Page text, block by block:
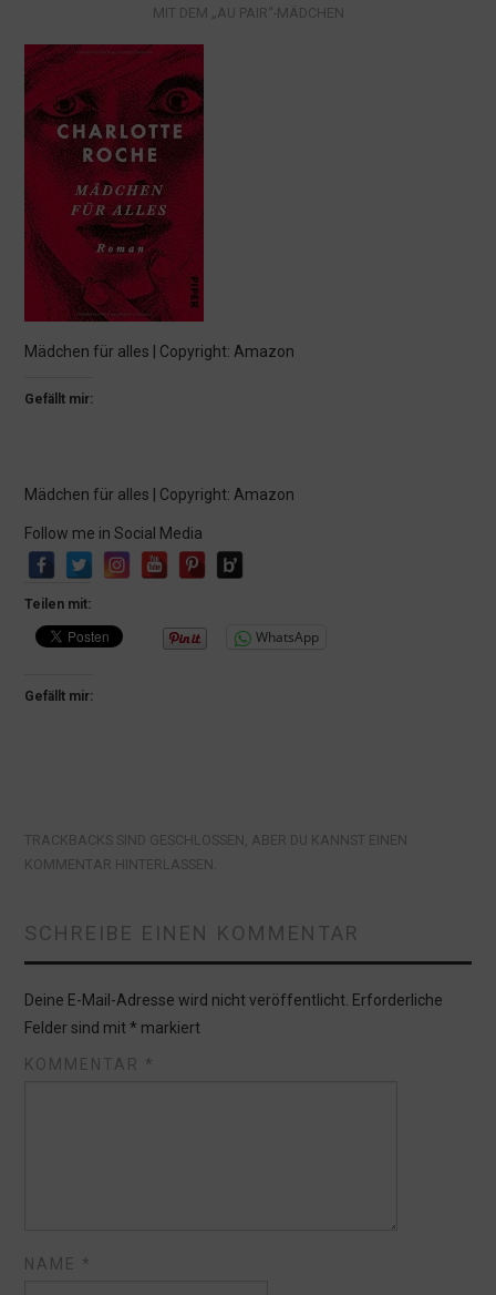
KULTUR
LEBEN MIT KINDERN
MÜNCHEN
MIT DEM „AU PAIR“-MÄDCHEN
Mädchen für alles | Copyright: Amazon
Gefällt mir:
Mädchen für alles | Copyright: Amazon
Follow me in Social Media
Teilen mit:
WhatsApp
Gefällt mir:
TRACKBACKS SIND GESCHLOSSEN, ABER DU KANNST EINEN
KOMMENTAR HINTERLASSEN
SCHREIBE EINEN KOMMENTAR
Deine E-Mail-Adresse wird nicht veröffentlicht. Erforderliche
Felder sind mit* markiert
KOMMENTAR *
NAME *